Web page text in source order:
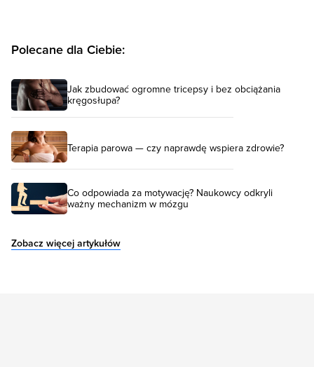
Polecane dla Ciebie:
Jak zbudować ogromne tricepsy i bez obciążania
kręgosłupa?
Terapia parowa — czy naprawdę wspiera zdrowie?
Co odpowiada za motywację? Naukowcy odkryli
ważny mechanizm w mózgu
Zobacz więcej artykułów